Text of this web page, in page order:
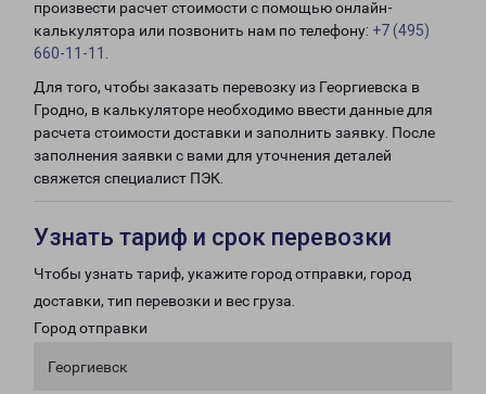
произвести расчет стоимости с помощью онлайн-
калькулятора или позвонить нам по телефону: +7 (495)
660-11-11
Для того, чтобы заказать перевозку из Георгиевска в
Гродно, в калькуляторе необходимо ввести данные для
расчета стоимости доставки и заполнить заявку. После
заполнения заявки с вами для уточнения деталей
свяжется специалист ПЭК.
Узнать тариф и срок перевозки
Чтобы узнать тариф, укажите город отправки, город
доставки, тип перевозки и вес груза.
Город отправки
Георгиевск